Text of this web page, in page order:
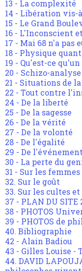
13 - La complexité
14 - Libération
15 - Le Grand
16 - L'Inconscient
17 - Mai 68 n'a pas
18 - Physique
19 - Qu'est-ce
20 - Schizo-
21 - Situations de
22 - Tout contre
24 - De la liberté
25 - De la sagesse
26 - De la vérité
27 - De la volonté
28 - De l'égalité
29 - De l'événement
30 - La perte du
31 - Sur les femmes
32. Sur le goût
33. Sur les cultes
37 - PLAN DU SITE
38 - PHOTOS
39 - PHOTOS de
40. Bibliographie
42 - Alain Badiou
43 - Gilles Louise -
44. DAVID